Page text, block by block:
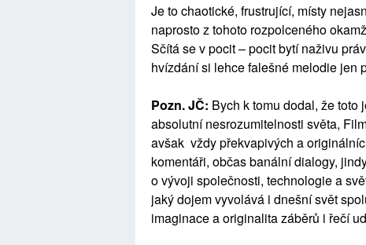
Je to chaotické, frustrující, místy
naprosto z tohoto rozpolceného
Sčítá se v pocit – pocit bytí naživu
hvízdání si lehce falešné melodie jen
Pozn. JČ: Bych k tomu dodal, že
absolutní nesrozumitelnosti světa,
avšak vždy překvapivých a
komentáři, občas banální dialogy,
o vývoji společnosti, technologie a
jaký dojem vyvolává i dnešní svět
imaginace a originalita záběrů i řečí